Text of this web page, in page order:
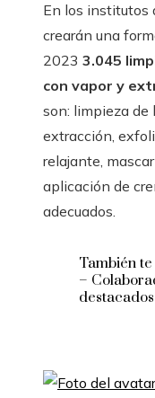
En los institutos
crearán una
2023 3.045
con vapor y
son: limpieza de
extracción,
relajante,
aplicación de
adecuados.
También
–
destacados